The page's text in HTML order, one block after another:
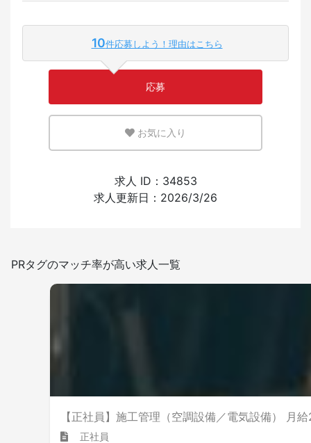
外国人が働いている割合
英語または母国語を活かせる環境
日本語を使う頻度
10件応募しよう！理由はこちら
応募
お気に入り
求人 ID：34853
求人更新日：2026/3/26
PRタグのマッチ率が高い求人一覧
【正社員】施工管理（空調設備／電気設備） 月
正社員